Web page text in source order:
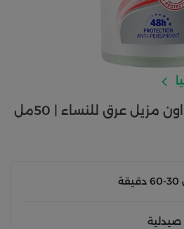
مزيل عرق للنساء | 50مل
صيدلية